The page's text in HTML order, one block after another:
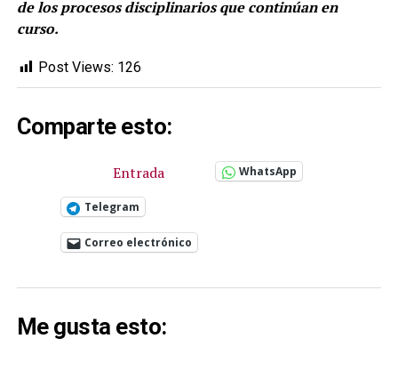
de los procesos disciplinarios que continúan en
curso.
Post Views: 126
Comparte esto:
Entrada WhatsApp
Telegram
Correo electrónico
Me gusta esto: